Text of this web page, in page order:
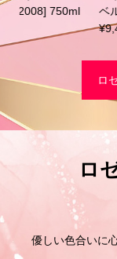
リアル ブリュッ
ロ
ロ
優しい色合いに